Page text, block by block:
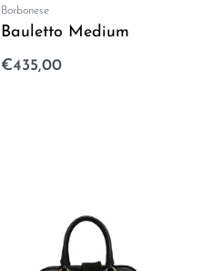
Borbonese
Bauletto Medium
€435,00